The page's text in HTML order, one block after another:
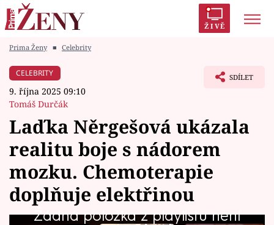
ŽIVĚ
Módní alarm
Témata
Celebrity
Vztahy
Prima Ženy ■ Celebrity
CELEBRITY
9. října 2025 09:10
Tomáš Durčák
SDÍLET
Laďka Něrgešová ukázala
realitu boje s nádorem
mozku. Chemoterapie
doplňuje elektřinou
Žádná položka z playlistu není